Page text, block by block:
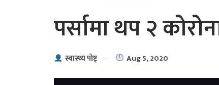
पर्सामा थप २
स्वास्थ्य पाेष्ट् Aug 5, 2020